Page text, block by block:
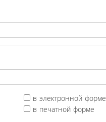
в электронной форме
в печатной форме